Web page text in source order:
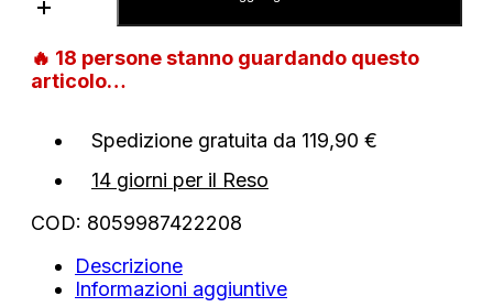
Moschino
nylon
logo
🔥 18 persone stanno guardando questo
articolo…
Spedizione gratuita da 119,90 €
14 giorni per il Reso
COD: 8059987422208
Descrizione
Informazioni aggiuntive